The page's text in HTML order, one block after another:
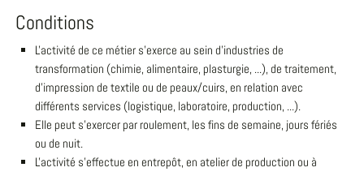
Conditions
L'activité de ce métier s'exerce au sein d'industries de
transformation (chimie, alimentaire, plasturgie, ...), de traitement,
d'impression de textile ou de peaux/cuirs, en relation avec
différents services (logistique, laboratoire, production, ...).
Elle peut s'exercer par roulement, les fins de semaine, jours fériés
ou de nuit.
L'activité s'effectue en entrepôt, en atelier de production ou à